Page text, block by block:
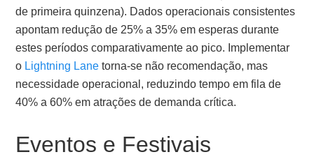
de primeira quinzena). Dados operacionais consistentes
apontam redução de 25% a 35% em esperas durante
estes períodos comparativamente ao pico. Implementar
o Lightning Lane torna-se não recomendação, mas
necessidade operacional, reduzindo tempo em fila de
40% a 60% em atrações de demanda crítica.
Eventos e Festivais